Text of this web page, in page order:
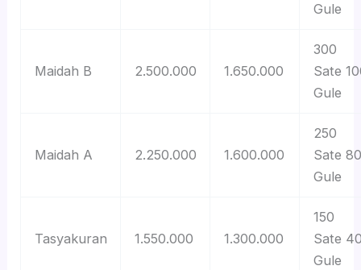
Gule
Maidah B 2.500.000 1.650.000
300
Sate
Gule
Maidah A 2.250.000 1.600.000
250
Sate 80
Gule
Tasyakuran 1.550.000 1.300.000
150
Sate
Gule